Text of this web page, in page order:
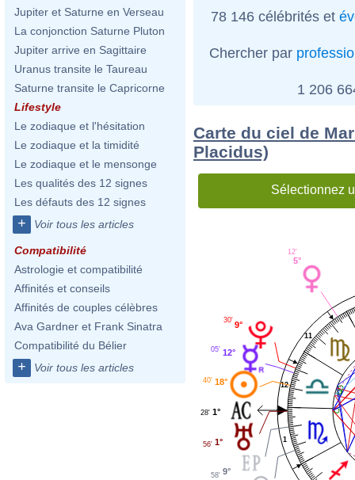
Jupiter et Saturne en Verseau
La conjonction Saturne Pluton
Jupiter arrive en Sagittaire
Uranus transite le Taureau
Saturne transite le Capricorne
Lifestyle
Le zodiaque et l'hésitation
Le zodiaque et la timidité
Le zodiaque et le mensonge
Les qualités des 12 signes
Les défauts des 12 signes
+ Voir tous les articles
Compatibilité
Astrologie et compatibilité
Affinités et conseils
Affinités de couples célèbres
Ava Gardner et Frank Sinatra
Compatibilité du Bélier
+ Voir tous les articles
78 146 célébrités et
Chercher par
1 206
Carte du ciel de
Placidus)
Sélectionnez
1
11
12
5°
12'
9°
30'
12°
05'
18°
40'
1°
28'
1°
56'
9°
58'